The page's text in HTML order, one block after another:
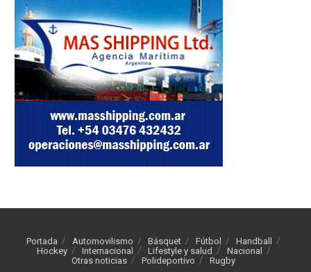
Portada Automovilismo Básquet Fútbol
Handball
Hockey
Internacional Lifestyle y salud
Nacional
Otras noticias
Polideportivo Rugby